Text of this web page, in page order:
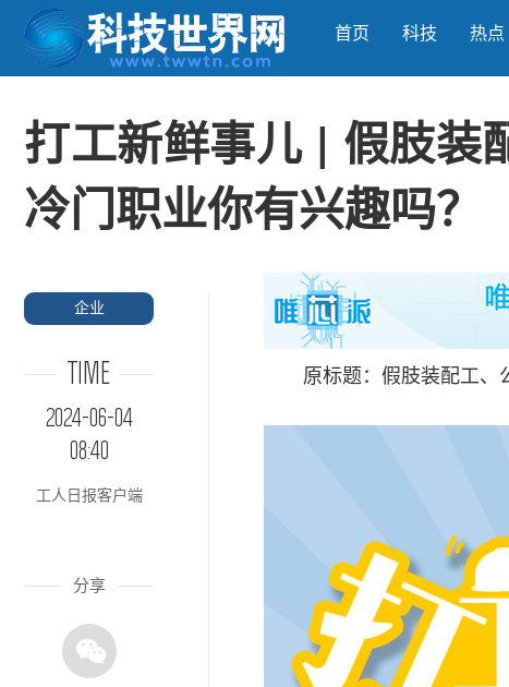
首页 科技 热点
打工新鲜事儿 | 假肢
冷门职业你有兴趣吗？
企业
TIME
2024-06-04
08:40
工人日报客户端
分享
原标题：假肢装配工